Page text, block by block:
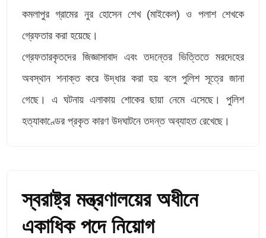
কমলাপুর গ্রামের নুর হোসেন শেখ (মাইকেল) ও পলাশ শেখকে
গ্রেফতার করা হয়েছে।
গ্রেফতারকৃতদের জিজ্ঞাসাবাদ এবং তদন্তের ভিত্তিতে মরদেহের
অবস্থান শনাক্ত করে উদ্ধার করা হয় বলে পুলিশ সূত্রে জানা
গেছে। এ ঘটনায় এলাকায় শোকের ছায়া নেমে এসেছে। পুলিশ
হত্যাকাণ্ডের প্রকৃত কারণ উদঘাটনে তদন্ত অব্যাহত রেখেছে।
স্বরাষ্ট্র মন্ত্রণালয়ের অধীনে
একাধিক পদে নিয়োগ